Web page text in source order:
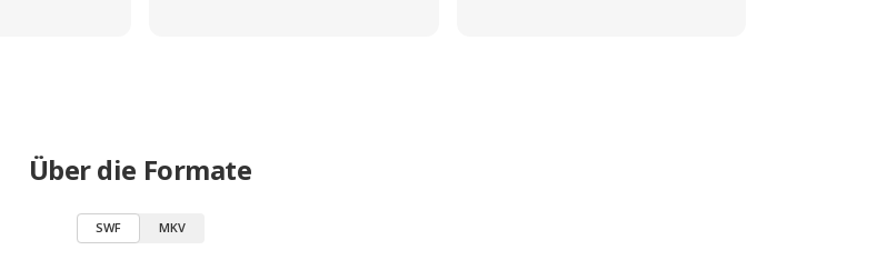
Über die Formate
SWF MKV